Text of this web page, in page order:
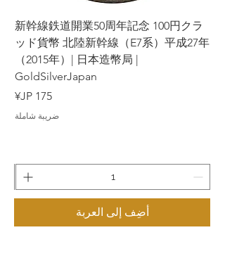
新幹線鉄道開業50周年記念 100円クラ
ッド貨幣 北陸新幹線（E7系）平成27年
（2015年）| 日本造幣局 |
GoldSilverJapan
السعر
ضريبة شاملة
أضِف إلى العربة